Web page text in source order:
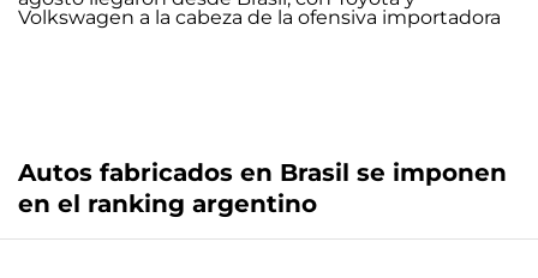
Autos fabricados en Brasil se imponen
en el ranking argentino